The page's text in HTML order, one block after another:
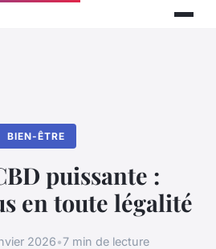
BIEN-ÊTRE
puissante :
en toute légalité
2026•7 min de lecture